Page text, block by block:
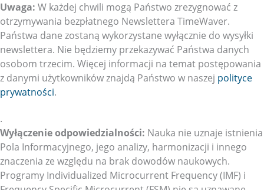
Uwaga: W każdej chwili mogą Państwo zrezygnować z
otrzymywania bezpłatnego Newslettera TimeWaver.
Państwa dane zostaną wykorzystane wyłącznie do wysyłki
newslettera. Nie będziemy przekazywać Państwa danych
osobom trzecim. Więcej informacji na temat postępowania
z danymi użytkowników znajdą Państwo w naszej polityce
prywatności.
.
Wyłączenie odpowiedzialności: Nauka nie uznaje istnienia
Pola Informacyjnego, jego analizy, harmonizacji i innego
znaczenia ze względu na brak dowodów naukowych.
Programy Individualized Microcurrent Frequency (IMF) i